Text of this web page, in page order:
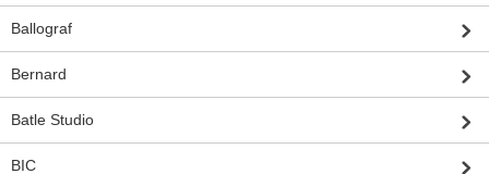
Ballograf
Bernard
Batle Studio
BIC